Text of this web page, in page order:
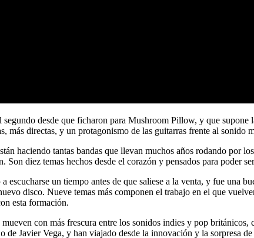
segundo desde que ficharon para Mushroom Pillow, y que
más directas, y un protagonismo de las guitarras frente al sonido
haciendo tantas bandas que llevan muchos años rodando por
Son diez temas hechos desde el corazón y pensados para poder
un tiempo antes de que saliese a la venta, y fue una
disco. Nueve temas más componen el trabajo en el que
esta formación.
con más frescura entre los sonidos indies y pop
Javier Vega, y han viajado desde la innovación y la sorpresa